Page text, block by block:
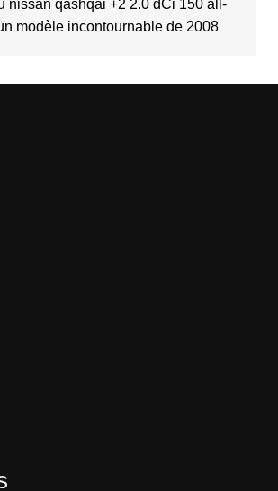
nissan qashqai +2 2.0 dCi 150 all-
modèle incontournable de 2008